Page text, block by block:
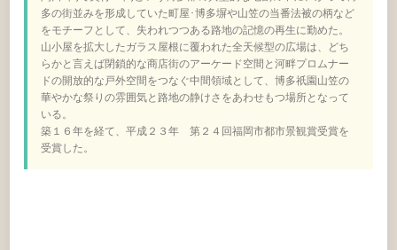
多の街並みを形成していた町屋･博多塀や山笠の当番法被の柄など
をモチーフとして、失われつつある路地の記憶の再生に勤めた。
山小屋を拡大したガラス屋根に覆われた全天候型の広場は、どち
らかと言えば閉鎖的な商店街のアーケード空間と河畔プロムナー
ドの開放的な戸外空間をつなぐ中間領域として、博多祇園山笠の
華やかな祭りの雰囲気と路地の静けさをあわせもつ場所となって
いる。
築１６年を経て、平成２３年 第２４回福岡市都市景観賞受賞を
受賞した。